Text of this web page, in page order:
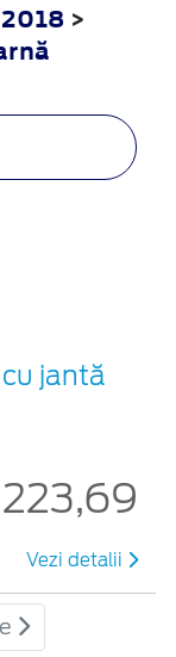
>
jantă
Vezi detalii